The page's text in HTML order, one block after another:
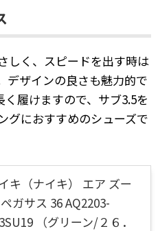
しく、スピードを出す時は
デザインの良さも魅力的で
履けますので、サブ3.5を
グにおすすめのシューズで
キ（ナイキ） エア ズー
ガサス 36 AQ2203-
（グリーン/２６．